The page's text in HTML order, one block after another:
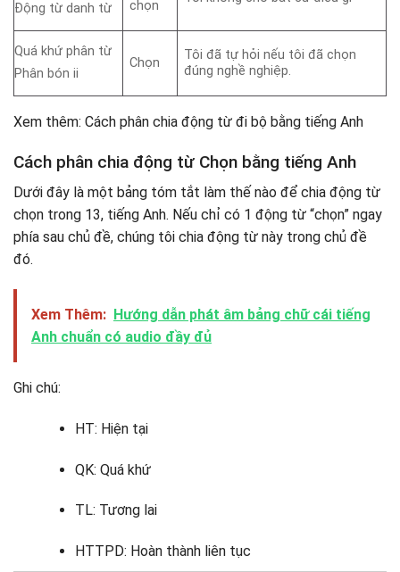
Động từ danh từ
chọn
Quá khứ phân từ
Phân bón ii
Chọn
Tôi đã tự hỏi nếu tôi đã chọn
đúng nghề nghiệp.
Xem thêm: Cách phân chia động từ đi bộ bằng tiếng Anh
Cách phân chia động từ Chọn bằng tiếng Anh
Dưới đây là một bảng tóm tắt làm thế nào để chia động từ
chọn trong 13, tiếng Anh. Nếu chỉ có 1 động từ “chọn” ngay
phía sau chủ đề, chúng tôi chia động từ này trong chủ đề
đó.
Xem Thêm: Hướng dẫn phát âm bảng chữ cái tiếng
Anh chuẩn có audio đầy đủ
Ghi chú:
HT: Hiện tại
QK: Quá khứ
TL: Tương lai
HTTPD: Hoàn thành liên tục